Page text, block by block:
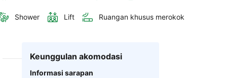
Shower Lift Ruangan khusus merokok
Keunggulan akomodasi
Informasi sarapan